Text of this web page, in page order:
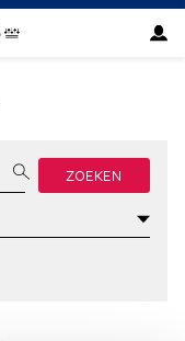
ZOEKEN